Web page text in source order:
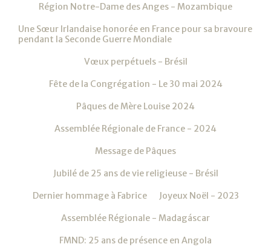
Région Notre-Dame des Anges - Mozambique
Une Sœur Irlandaise honorée en France pour sa bravoure
pendant la Seconde Guerre Mondiale
Vœux perpétuels - Brésil
Fête de la Congrégation - Le 30 mai 2024
Pâques de Mère Louise 2024
Assemblée Régionale de France - 2024
Message de Pâques
Jubilé de 25 ans de vie religieuse - Brésil
Dernier hommage à Fabrice Joyeux Noël - 2023
Assemblée Régionale - Madagáscar
FMND: 25 ans de présence en Angola